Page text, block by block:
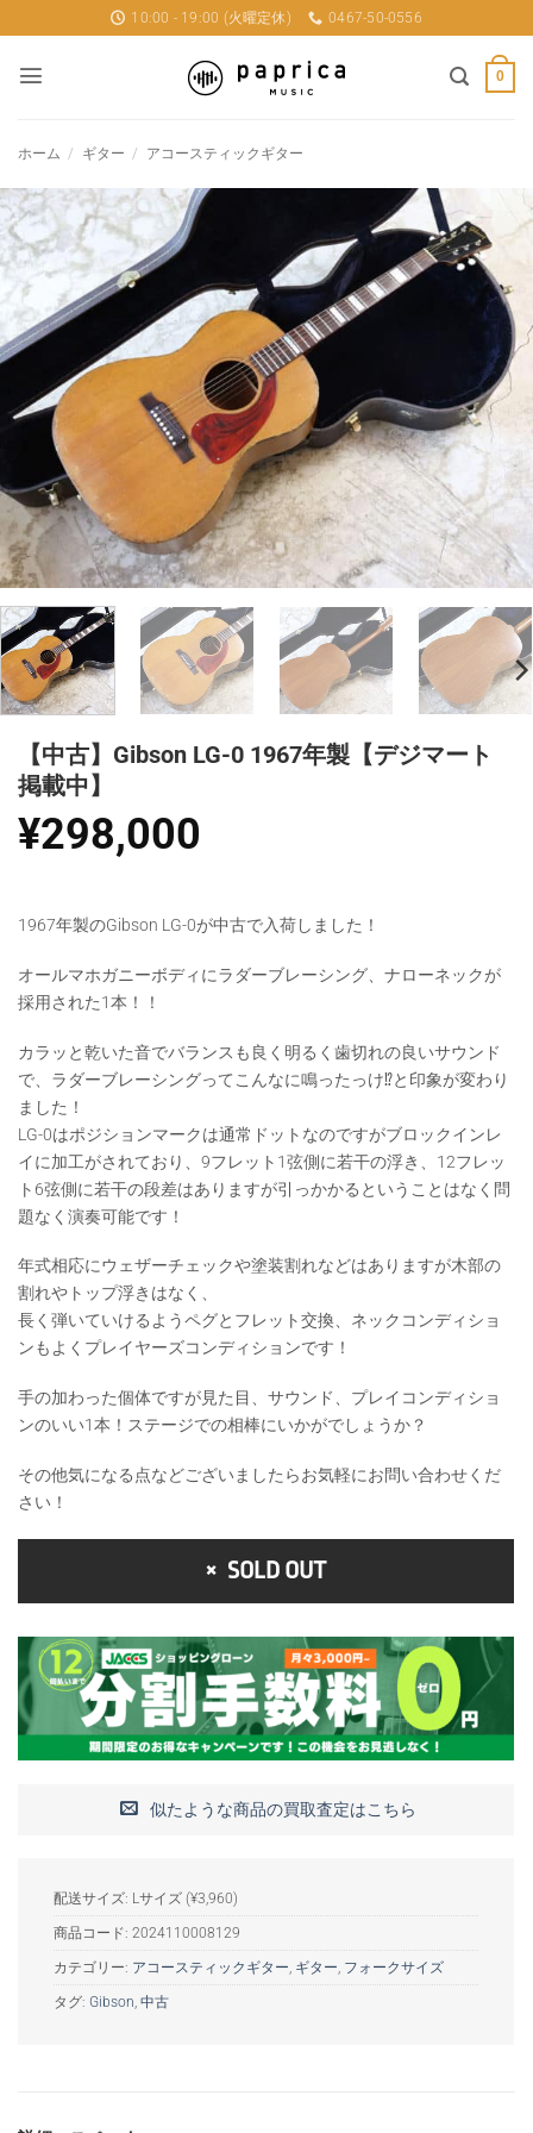
to
content
10:00 - 19:00 (火曜定休) 0467-50-0556
0
ホーム / ギター / アコースティックギター
【中古】Gibson LG-0 1967年製【デジマート
掲載中】
¥298,000
1967年製のGibson LG-0が中古で入荷しました！
オールマホガニーボディにラダーブレーシング、ナローネックが
採用された1本！！
カラッと乾いた音でバランスも良く明るく歯切れの良いサウンド
で、ラダーブレーシングってこんなに鳴ったっけ⁉️と印象が変わり
ました！
LG-0はポジションマークは通常ドットなのですがブロックインレ
イに加工がされており、9フレット1弦側に若干の浮き、12フレッ
ト6弦側に若干の段差はありますが引っかかるということはなく問
題なく演奏可能です！
年式相応にウェザーチェックや塗装割れなどはありますが木部の
割れやトップ浮きはなく、
長く弾いていけるようペグとフレット交換、ネックコンディショ
ンもよくプレイヤーズコンディションです！
手の加わった個体ですが見た目、サウンド、プレイコンディショ
ンのいい1本！ステージでの相棒にいかがでしょうか？
その他気になる点などございましたらお気軽にお問い合わせくだ
さい！
SOLD OUT
似たような商品の買取査定はこちら
配送サイズ: Lサイズ (¥3,960)
商品コード: 2024110008129
カテゴリー: アコースティックギター, ギター, フォークサイズ
タグ: Gibson, 中古